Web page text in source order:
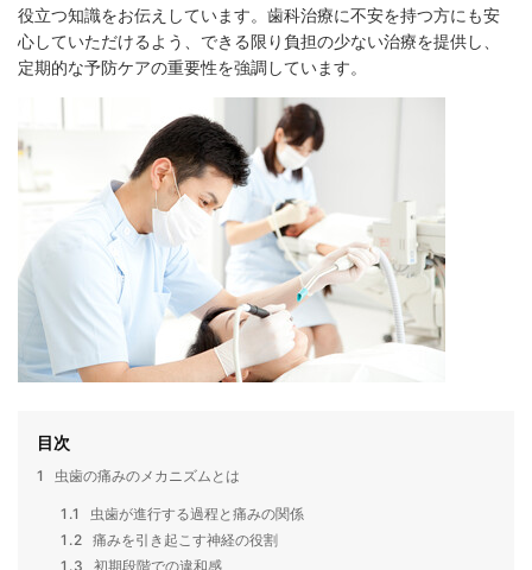
役立つ知識をお伝えしています。歯科治療に不安を持つ方にも安
心していただけるよう、できる限り負担の少ない治療を提供し、
定期的な予防ケアの重要性を強調しています。
目次
1 虫歯の痛みのメカニズムとは
1.1
虫歯が進行する過程と痛みの関係
1.2 痛みを引き起こす神経の役割
1.3
初期段階での違和感